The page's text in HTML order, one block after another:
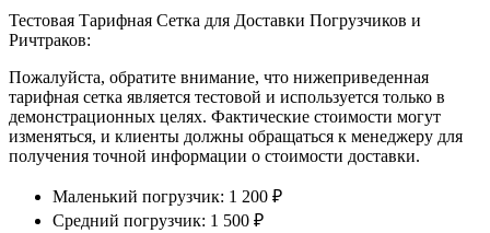
Тестовая Тарифная Сетка для Доставки Погрузчиков и
Ричтраков:
Пожалуйста, обратите внимание, что нижеприведенная
тарифная сетка является тестовой и используется только в
демонстрационных целях. Фактические стоимости могут
изменяться, и клиенты должны обращаться к менеджеру для
получения точной информации о стоимости доставки.
Маленький погрузчик: 1 200 ₽
Средний погрузчик: 1 500 ₽